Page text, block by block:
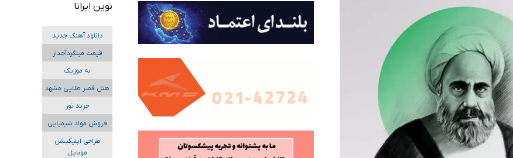
نوین ایرانا
دانلود آهنگ جدید
قیمت میلگردآجدار
به موزیک
هتل قصر طلایی مشهد
خرید تور
فروش مواد شیمیایی
طراحی اپلیکیشن
موبایل